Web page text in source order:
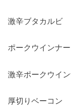
激辛ブタカルビ
ポークウインナー
激辛ポークウイ
厚切りベーコン